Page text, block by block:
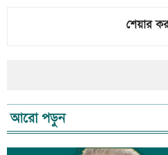
শেয়ার
আরো পড়ুন